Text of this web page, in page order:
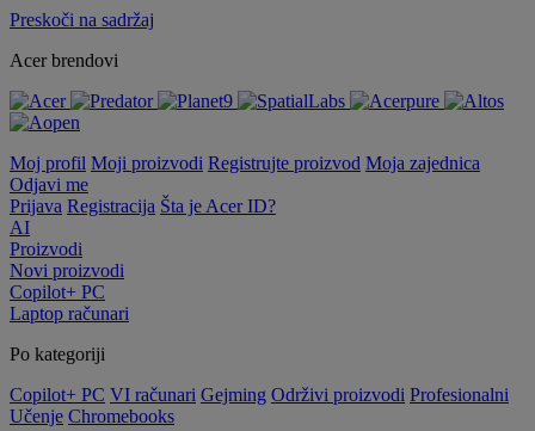
Preskoči na sadržaj
Acer brendovi
Moj profil Moji proizvodi Registrujte proizvod Moja zajednica
Odjavi me
Prijava Registracija Šta je Acer ID?
AI
Proizvodi
Novi proizvodi
Copilot+ PC
Laptop računari
Po kategoriji
Copilot+ PC VI računari Gejming Održivi proizvodi Profesionalni
Učenje Chromebooks